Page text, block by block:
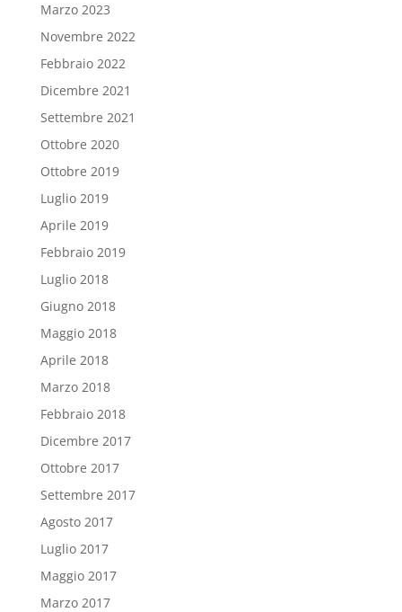
Marzo 2023
Novembre 2022
Febbraio 2022
Dicembre 2021
Settembre 2021
Ottobre 2020
Ottobre 2019
Luglio 2019
Aprile 2019
Febbraio 2019
Luglio 2018
Giugno 2018
Maggio 2018
Aprile 2018
Marzo 2018
Febbraio 2018
Dicembre 2017
Ottobre 2017
Settembre 2017
Agosto 2017
Luglio 2017
Maggio 2017
Marzo 2017